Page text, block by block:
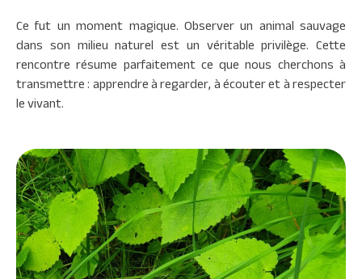
Ce fut un moment magique. Observer un animal sauvage
dans son milieu naturel est un véritable privilège. Cette
rencontre résume parfaitement ce que nous cherchons à
transmettre : apprendre à regarder, à écouter et à respecter
le vivant.